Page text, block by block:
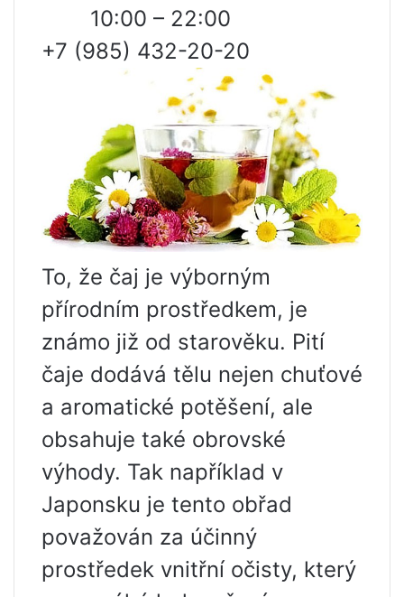
10:00 – 22:00
+7 (985) 432-20-20
To, že čaj je výborným
přírodním prostředkem, je
známo již od starověku. Pití
čaje dodává tělu nejen chuťové
a aromatické potěšení, ale
obsahuje také obrovské
výhody. Tak například v
Japonsku je tento obřad
považován za účinný
prostředek vnitřní očisty, který